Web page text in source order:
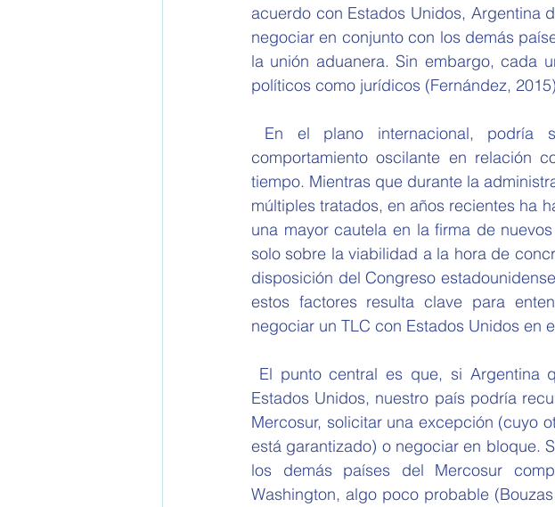
acuerdo con Estados Unidos, Argentina
negociar en conjunto con los demás
la unión aduanera. Sin embargo, cada
políticos como jurídicos (Fernández,
comportamiento oscilante en relación
tiempo. Mientras que durante la
múltiples tratados, en años recientes ha
una mayor cautela en la firma de
solo sobre la viabilidad a la hora de
disposición del Congreso
estos factores resulta clave para
negociar un TLC con Estados Unidos en
Estados Unidos, nuestro país podría
Mercosur, solicitar una excepción (cuyo
está garantizado) o negociar en bloque.
los demás países del Mercosur
Washington, algo poco probable